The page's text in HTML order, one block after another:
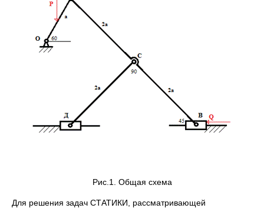
Рис.1. Общая схема
Для решения задач СТАТИКИ, рассматривающей